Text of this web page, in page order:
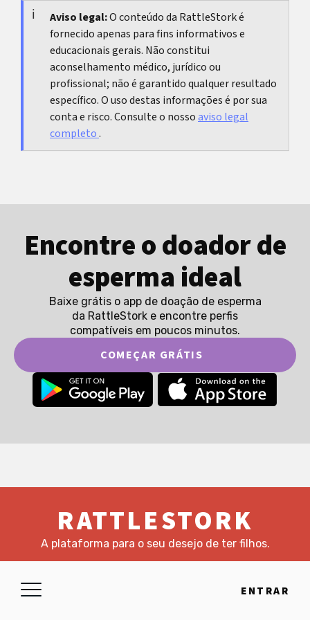
ENTRAR
passo.
baixo ou sinais gerais de alerta do pós-parto
apontam mais para avaliação do que para seguir
treinando sozinha.
Aviso legal:O conteúdo da RattleStork é
fornecido apenas para fins informativos e
educacionais gerais. Não constitui
aconselhamento médico, jurídico ou
profissional; não é garantido qualquer resultado
específico. O uso destas informações é por sua
conta e risco. Consulte o nossoaviso legal
completo.
Encontre o doador de
esperma ideal
Baixe grátis o app de doação de esperma
da RattleStork e encontre perfis
compatíveis em poucos minutos.
COMEÇAR GRÁTIS
RATTLESTORK
A plataforma para o seu desejo de ter filhos.